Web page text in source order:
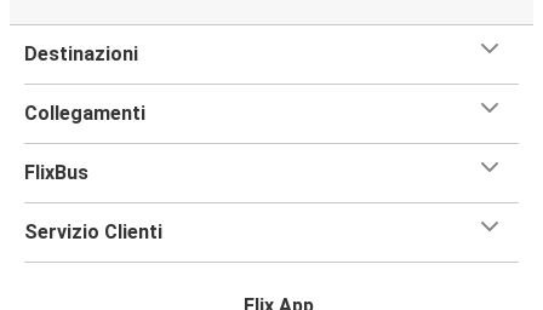
Destinazioni
Collegamenti
FlixBus
Servizio Clienti